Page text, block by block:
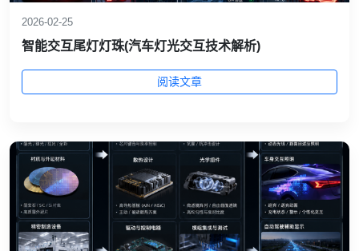
2026-02-25
智能交互尾灯灯珠(汽车灯光交互技术解析)
阅读文章